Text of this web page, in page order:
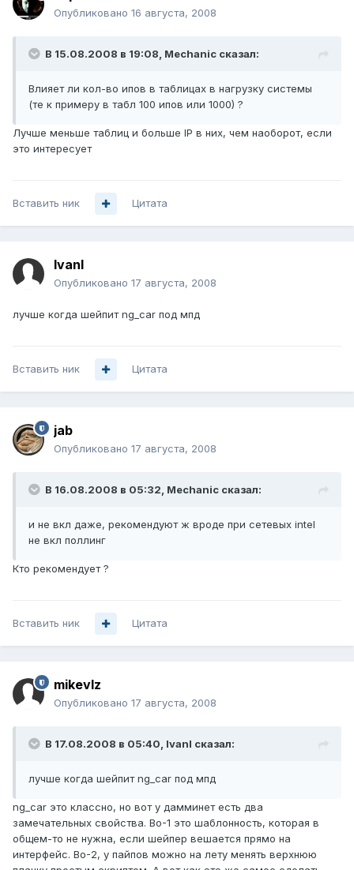
Опубликовано 16 августа, 2008
В 15.08.2008 в 19:08, Mechanic сказал:
Влияет ли кол-во ипов в таблицах в нагрузку системы
(те к примеру в табл 100 ипов или 1000) ?
Лучше меньше таблиц и больше IP в них, чем наоборот, если
это интересует
Вставить ник Цитата
IvanI
Опубликовано 17 августа, 2008
лучше когда шейпит ng_car под мпд
Вставить ник Цитата
jab
Опубликовано 17 августа, 2008
В 16.08.2008 в 05:32, Mechanic сказал:
и не вкл даже, рекомендуют ж вроде при сетевых intel
не вкл поллинг
Кто рекомендует ?
Вставить ник Цитата
mikevlz
Опубликовано 17 августа, 2008
В 17.08.2008 в 05:40, IvanI сказал:
лучше когда шейпит ng_car под мпд
ng_car это классно, но вот у дамминет есть два
замечательных свойства. Во-1 это шаблонность, которая в
общем-то не нужна, если шейпер вешается прямо на
интерфейс. Во-2, у пайпов можно на лету менять верхнюю